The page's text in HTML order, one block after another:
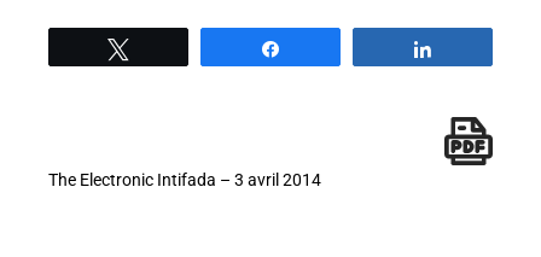
The Electronic Intifada – 3 avril 2014